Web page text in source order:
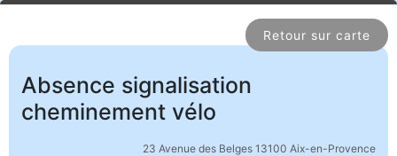
Retour sur carte
Absence signalisation
cheminement vélo
23 Avenue des Belges 13100 Aix-en-Provence